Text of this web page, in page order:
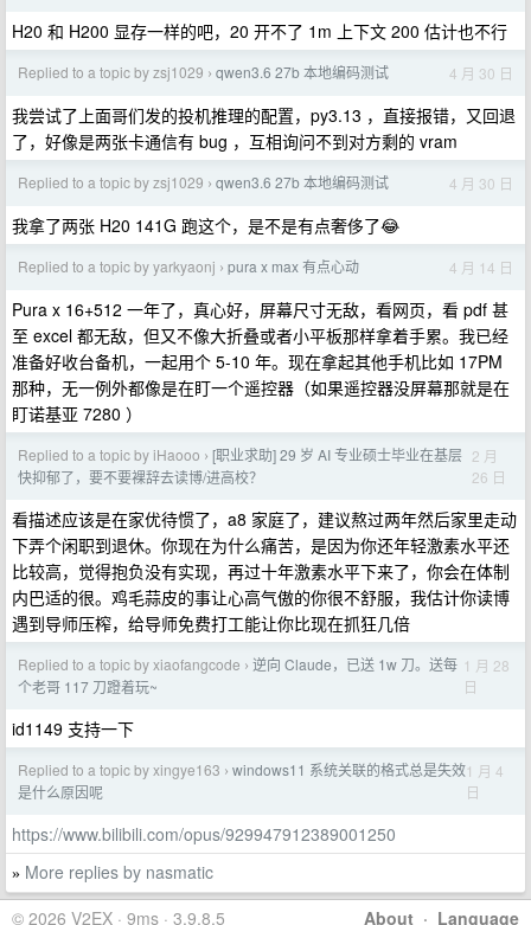
H20 和 H200 显存一样的吧，20 开不了 1m 上下文 200 估计也不行
Replied to a topic by zsj1029 › qwen3.6 27b 本地编码测试 4 月 30 日
我尝试了上面哥们发的投机推理的配置，py3.13 ，直接报错，又回退
了，好像是两张卡通信有 bug ，互相询问不到对方剩的 vram
Replied to a topic by zsj1029 › qwen3.6 27b 本地编码测试 4 月 30 日
我拿了两张 H20 141G 跑这个，是不是有点奢侈了😂
Replied to a topic by yarkyaonj › pura x max 有点心动 4 月 14 日
Pura x 16+512 一年了，真心好，屏幕尺寸无敌，看网页，看 pdf 甚
至 excel 都无敌，但又不像大折叠或者小平板那样拿着手累。我已经
准备好收台备机，一起用个 5-10 年。现在拿起其他手机比如 17PM
那种，无一例外都像是在盯一个遥控器（如果遥控器没屏幕那就是在
盯诺基亚 7280 ）
Replied to a topic by iHaooo › [职业求助] 29 岁 AI 专业硕士毕业在基层
快抑郁了，要不要裸辞去读博/进高校？
2 月
26 日
看描述应该是在家优待惯了，a8 家庭了，建议熬过两年然后家里走动
下弄个闲职到退休。你现在为什么痛苦，是因为你还年轻激素水平还
比较高，觉得抱负没有实现，再过十年激素水平下来了，你会在体制
内巴适的很。鸡毛蒜皮的事让心高气傲的你很不舒服，我估计你读博
遇到导师压榨，给导师免费打工能让你比现在抓狂几倍
Replied to a topic by xiaofangcode › 逆向 Claude，已送 1w 刀。送每
个老哥 117 刀蹬着玩~
1 月 28
日
id1149 支持一下
Replied to a topic by xingye163 › windows11 系统关联的格式总是失效
是什么原因呢
1 月 4
日
https://www.bilibili.com/opus/929947912389001250
» More replies by nasmatic
About · Language
© 2026 V2EX · 9ms · 3.9.8.5